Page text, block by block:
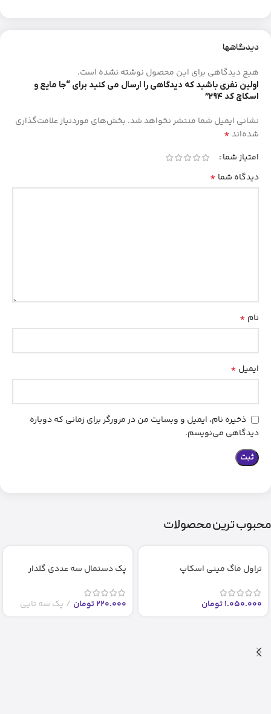
دیدگاهها
هیچ دیدگاهی برای این محصول نوشته نشده است.
اولین نفری باشید که دیدگاهی را ارسال می کنید برای “جا مایع و
اسکاچ کد ۲۹۴”
نشانی ایمیل شما منتشر نخواهد شد. بخش‌های موردنیاز علامت‌گذاری
شده‌اند*
امتیاز شما
دیدگاه شما *
نام *
ایمیل *
ذخیره نام، ایمیل و وبسایت من در مرورگر برای زمانی که دوباره
دیدگاهی می‌نویسم.
محبوب ترین محصولات
تراول ماگ مینی اسکاپ
1.050.000تومان
پک دستمال سه عددی گلدار
220.000تومان پک سه تایی